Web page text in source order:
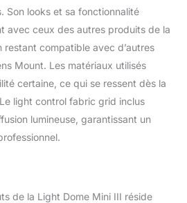
rapide et profilé du Light
plus petite avec le Light
Dome Mini III. Bénéficiez
d'un éclairage doux
n'importe où, avec des
pour obtenir le réglage
d'éclairage parfait.
Conception Efficace pour
Light Dome Mini III
Son looks et sa fonctionnalité
avec ceux des autres produits de la
compatible avec d’autres
Mount. Les matériaux utilisés
certaine, ce qui se ressent dès la
light control fabric grid inclus
lumineuse, garantissant un
de la Light Dome Mini III réside